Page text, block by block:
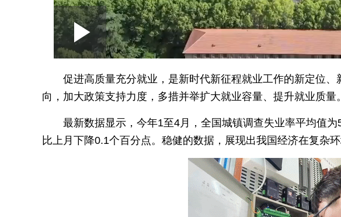
Play
Video
Play
Loaded
0:00/ --:--
促进高质量充分就业，是新时代新征程就业工作的新定位
向，加大政策支持力度，多措并举扩大就业容量、提升就业质量。
最新数据显示，今年1至4月，全国城镇调查失业率平均值
比上月下降0.1个百分点。稳健的数据，展现出我国经济在复杂环